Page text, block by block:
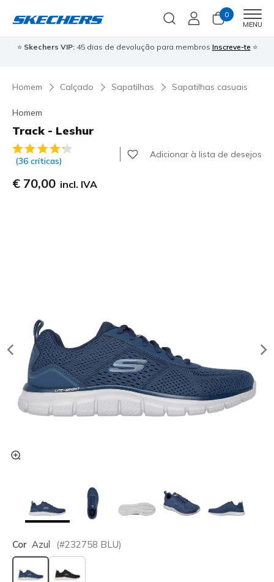
0
MENU
⭐ Skechers VIP:45 dias de devolução para membros Inscreve-te ⭐
Homem Calçado Sapatilhas Sapatilhas casuais
Homem
Track - Leshur
3$6 de 5 – Classificação do cliente
(36 críticas)
Adicionar à lista de desejos
€ 70,00 incl. IVA
Cor Azul (#232758 BLU)